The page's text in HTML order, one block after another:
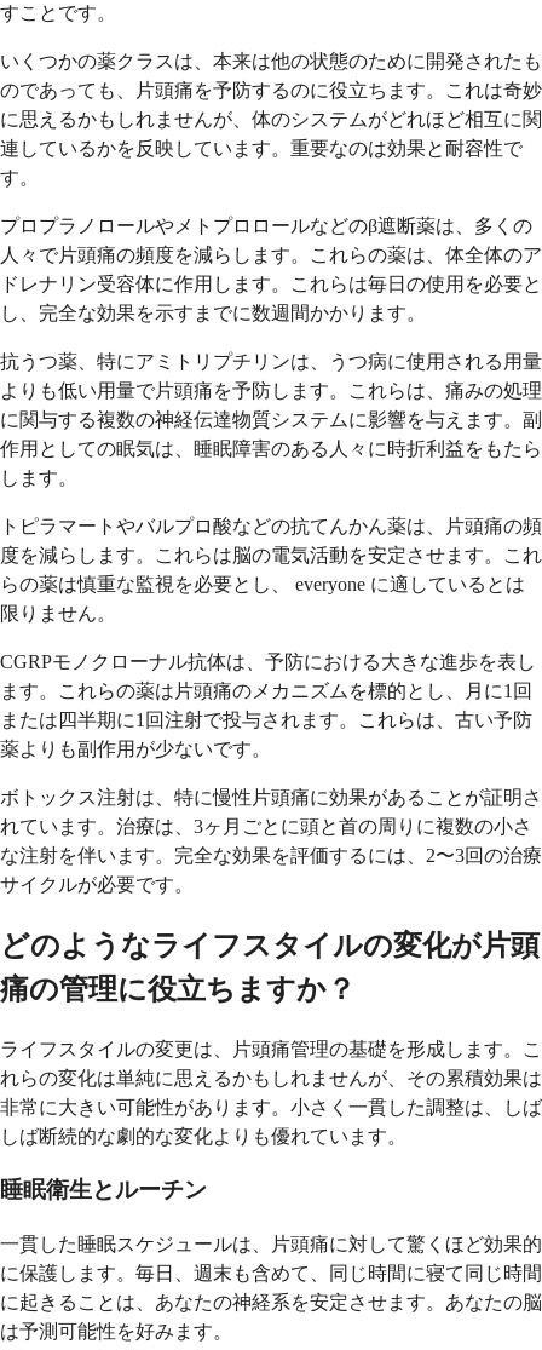
すことです。
いくつかの薬クラスは、本来は他の状態のために開発されたも
のであっても、片頭痛を予防するのに役立ちます。これは奇妙
に思えるかもしれませんが、体のシステムがどれほど相互に関
連しているかを反映しています。重要なのは効果と耐容性で
す。
プロプラノロールやメトプロロールなどのβ遮断薬は、多くの
人々で片頭痛の頻度を減らします。これらの薬は、体全体のア
ドレナリン受容体に作用します。これらは毎日の使用を必要と
し、完全な効果を示すまでに数週間かかります。
抗うつ薬、特にアミトリプチリンは、うつ病に使用される用量
よりも低い用量で片頭痛を予防します。これらは、痛みの処理
に関与する複数の神経伝達物質システムに影響を与えます。副
作用としての眠気は、睡眠障害のある人々に時折利益をもたら
します。
トピラマートやバルプロ酸などの抗てんかん薬は、片頭痛の頻
度を減らします。これらは脳の電気活動を安定させます。これ
らの薬は慎重な監視を必要とし、 everyone に適しているとは
限りません。
CGRPモノクローナル抗体は、予防における大きな進歩を表し
ます。これらの薬は片頭痛のメカニズムを標的とし、月に1回
または四半期に1回注射で投与されます。これらは、古い予防
薬よりも副作用が少ないです。
ボトックス注射は、特に慢性片頭痛に効果があることが証明さ
れています。治療は、3ヶ月ごとに頭と首の周りに複数の小さ
な注射を伴います。完全な効果を評価するには、2〜3回の治療
サイクルが必要です。
どのようなライフスタイルの変化が片頭
痛の管理に役立ちますか？
ライフスタイルの変更は、片頭痛管理の基礎を形成します。こ
れらの変化は単純に思えるかもしれませんが、その累積効果は
非常に大きい可能性があります。小さく一貫した調整は、しば
しば断続的な劇的な変化よりも優れています。
睡眠衛生とルーチン
一貫した睡眠スケジュールは、片頭痛に対して驚くほど効果的
に保護します。毎日、週末も含めて、同じ時間に寝て同じ時間
に起きることは、あなたの神経系を安定させます。あなたの脳
は予測可能性を好みます。